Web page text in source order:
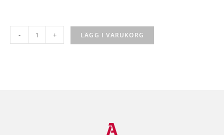
- + LÄGG I VARUKORG